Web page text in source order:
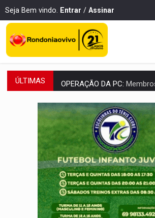
Seja Bem vindo. Entrar / Assinar
ÚLTIMAS OPERAÇÃO DA PC: Membros do
ENTRADA GRATUITA:
VÍDEO: Três são presos após
CELEBRAÇÃO:Cerejeiras completa
SAÚDE:Anvisa desmente boato
VÍDEO:Pitbulls fogem de
AÇÃO CONJUNTA:Forças